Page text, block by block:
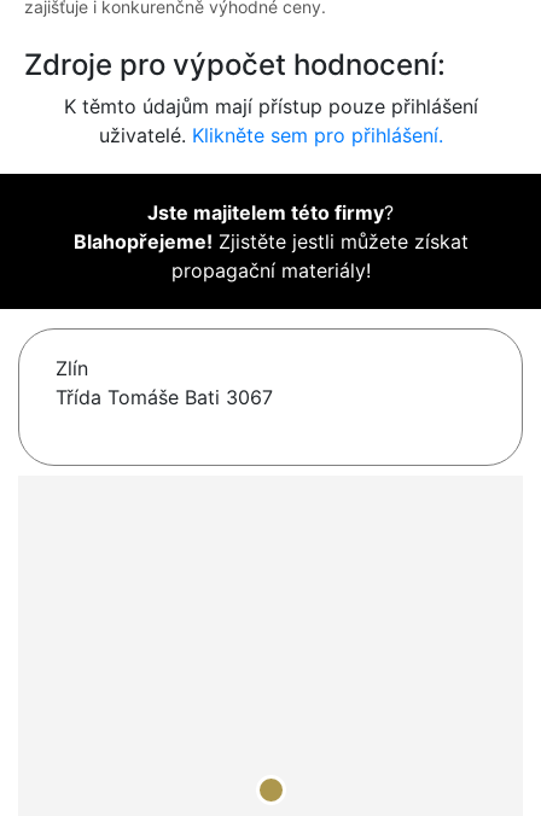
zajišťuje i konkurenčně výhodné ceny.
Zdroje pro výpočet hodnocení:
K těmto údajům mají přístup pouze přihlášení
uživatelé. Klikněte sem pro přihlášení.
Jste majitelem této firmy?
Blahopřejeme! Zjistěte jestli můžete získat
propagační materiály!
Zlín
Třída Tomáše Bati 3067